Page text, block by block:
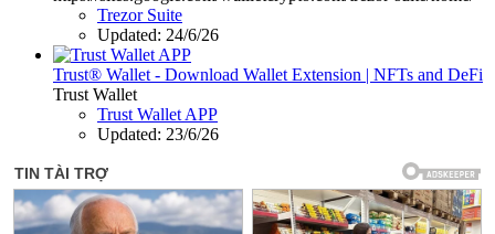
Trezor Suite
Updated: 24/6/26
Trust® Wallet - Download Wallet Extension | NFTs and DeFi
Trust Wallet
Trust Wallet APP
Updated: 23/6/26